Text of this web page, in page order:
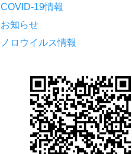
COVID-19情報
お知らせ
ノロウイルス情報